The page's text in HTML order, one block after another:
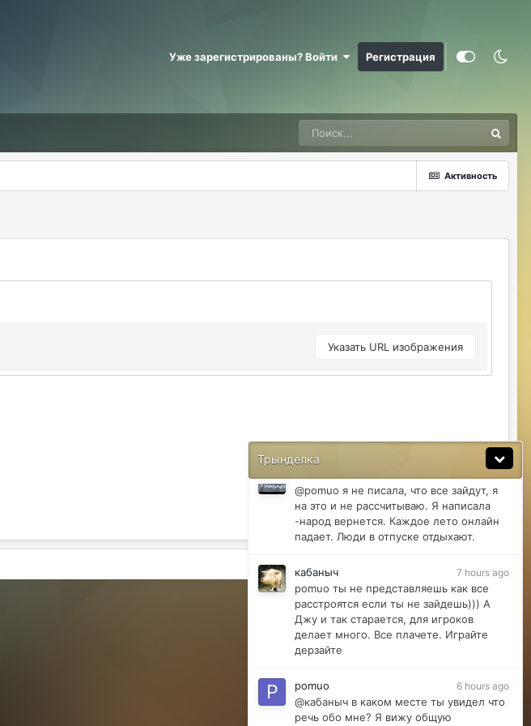
Уже зарегистрированы? Войти Регистрация
Активность
Указать URL изображения
Трынделка
@Manstera арена 1 чел бегает кастов да
человека 3-5 фарм у улиток отпуск
Я бы что то замутил к сентябрю какие
то Кубы ивент с плюшками
нормальными халявными чтобы не то
старых оставить
Если вы "гм" Рассчитываете что все
зайдут в сентябре просто так то нет
@pomuo я не писала, что все зайдут, я
на это и не рассчитываю. Я написала
-народ вернется. Каждое лето онлайн
падает. Люди в отпуске отдыхают.
кабаныч 7 hours ago
pomuo ты не представляешь как все
расстроятся если ты не зайдешь))) А
Джу и так старается, для игроков
делает много. Все плачете. Играйте
дерзайте
pomuo 6 hours ago
@кабаныч в каком месте ты увидел что
речь обо мне? Я вижу общую
Powered by Invision Community